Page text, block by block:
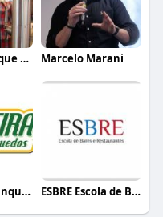
Carlos Henrique de Faria Vasconcelos Marcelo Marani
Nogueira Brinquedos ESBRE Escola de Bares e Restaurantes